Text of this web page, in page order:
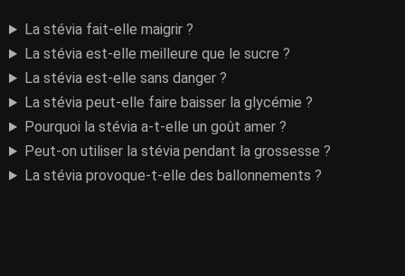
La stévia fait-elle maigrir ?
La stévia est-elle meilleure que le sucre ?
La stévia est-elle sans danger ?
La stévia peut-elle faire baisser la glycémie ?
Pourquoi la stévia a-t-elle un goût amer ?
Peut-on utiliser la stévia pendant la grossesse ?
La stévia provoque-t-elle des ballonnements ?